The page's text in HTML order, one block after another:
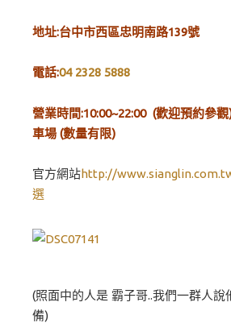
地址:台中市西區忠明南路139號
電話:04 2328 5888
營業時間:10:00~22:00 (歡迎預約參
車場 (數量有限)
官方網站http://
選
(照面中的人是 霸子哥..我們一群人說
備)